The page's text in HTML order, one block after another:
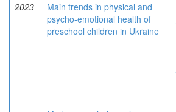
2023
Main trends in physical and
psycho-emotional health of
preschool children in Ukraine